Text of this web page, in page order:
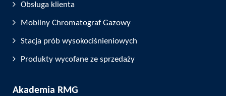
Obsługa klienta
Mobilny Chromatograf Gazowy
Stacja prób wysokociśnieniowych
Produkty wycofane ze sprzedaży
Akademia RMG